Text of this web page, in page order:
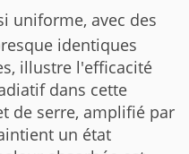
uniforme, avec des
identiques
illustre l'efficacité
dans cette
de serre, amplifié par
un état